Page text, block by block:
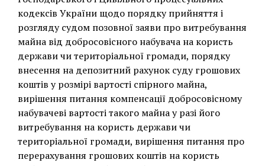
кодексів України щодо порядку прийняття і
розгляду судом позовної заяви про витребування
майна від добросовісного набувача на користь
держави чи територіальної громади, порядку
внесення на депозитний рахунок суду грошових
коштів у розмірі вартості спірного майна,
вирішення питання компенсації добросовісному
набувачеві вартості такого майна у разі його
витребування на користь держави чи
територіальної громади, вирішення питання про
перерахування грошових коштів на користь